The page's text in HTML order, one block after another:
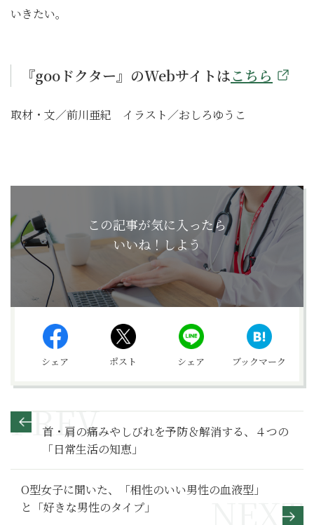
いきたい。
『gooドクター』のWebサイトはこちら
取材・文／前川亜紀 イラスト／おしろゆうこ
この記事が気に入ったら
いいね！しよう
シェア ポスト シェア ブックマーク
首・肩の痛みやしびれを予防＆解消する、４つの
「日常生活の知恵」
O型女子に聞いた、「相性のいい男性の血液型」
と「好きな男性のタイプ」